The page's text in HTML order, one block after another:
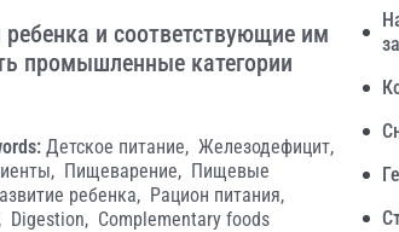
и соответствующие им
промышленные категории
Детское питание, Железодефицит,
Пищеварение, Пищевые
ребенка, Рацион питания,
Digestion, Complementary foods